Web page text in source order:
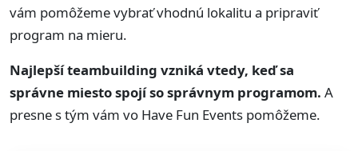
vám pomôžeme vybrať vhodnú lokalitu a pripraviť
program na mieru.
Najlepší teambuilding vzniká vtedy, keď sa
správne miesto spojí so správnym programom. A
presne s tým vám vo Have Fun Events pomôžeme.